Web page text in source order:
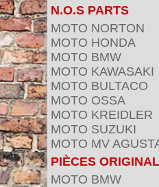
N.O.S PARTS
MOTO NORTON
MOTO HONDA
MOTO BMW
MOTO KAWASAKI
MOTO BULTACO
MOTO OSSA
MOTO KREIDLER
MOTO SUZUKI
MOTO MV
PIÈCES
MOTO BMW